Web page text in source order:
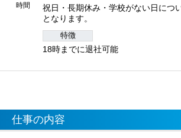
時間
祝日・長期休み・学校がない日につ
となります。
特徴
18時までに退社可能
仕事の内容